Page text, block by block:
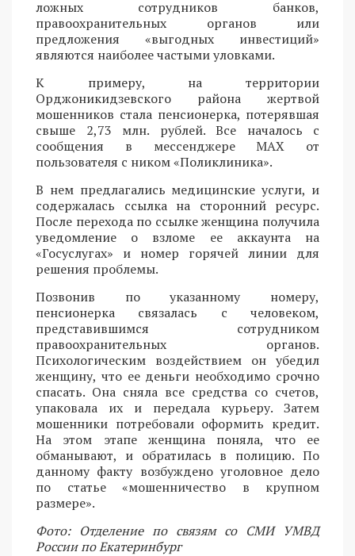
ложных сотрудников банков,
правоохранительных органов или
предложения «выгодных инвестиций»
являются наиболее частыми уловками.
К примеру, на территории
Орджоникидзевского района жертвой
мошенников стала пенсионерка, потерявшая
свыше 2,73 млн. рублей. Все началось с
сообщения в мессенджере MAX от
пользователя с ником «Поликлиника».
В нем предлагались медицинские услуги, и
содержалась ссылка на сторонний ресурс.
После перехода по ссылке женщина получила
уведомление о взломе ее аккаунта на
«Госуслугах» и номер горячей линии для
решения проблемы.
Позвонив по указанному номеру,
пенсионерка связалась с человеком,
представившимся сотрудником
правоохранительных органов.
Психологическим воздействием он убедил
женщину, что ее деньги необходимо срочно
спасать. Она сняла все средства со счетов,
упаковала их и передала курьеру. Затем
мошенники потребовали оформить кредит.
На этом этапе женщина поняла, что ее
обманывают, и обратилась в полицию. По
данному факту возбуждено уголовное дело
по статье «мошенничество в крупном
размере».
Фото: Отделение по связям со СМИ УМВД
России по Екатеринбург